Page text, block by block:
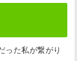
った私が繋がり